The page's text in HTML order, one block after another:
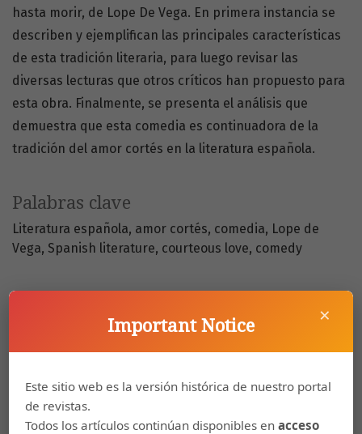
Palabras clave
Literatura española amor cortés comedia
Lope de
Vega Spanish literature courteous love comedy
González Muñoz, I. (2005). El amor cortés en Porfiar hasta morir,
Más formatos de cita
hasta morir, de Lope De Vega. En primera instancia se
describen y ejemplifican las principales características
de esta tradición literaria, para luego revisar las
diversas lecturas que otros críticos han propuesto para
esta obra. Finalmente, se presenta el análisis que
demuestra que esta comedia es continuadora de la
tradición del amor cortés en la literatura española.
×
Important Notice
Este sitio web es la versión histórica de nuestro portal
de revistas.
Todos los artículos continúan disponibles enacceso